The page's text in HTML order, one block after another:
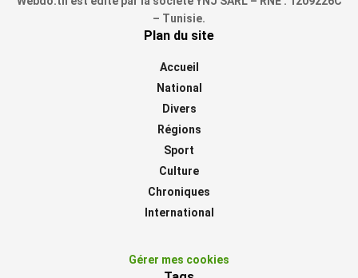
– Tunisie.
Plan du site
Accueil
National
Divers
Régions
Sport
Culture
Chroniques
International
Gérer mes cookies